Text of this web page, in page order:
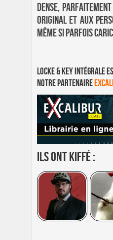
dense,
original et aux
même si parfois
Locke & Key Intégrale
notre partenaire
Ils ont kiffé :